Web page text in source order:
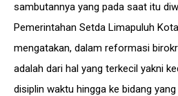
sambutannya yang pada saat itu
Pemerintahan Setda Limapuluh
mengatakan, dalam reformasi
adalah dari hal yang terkecil yakni
disiplin waktu hingga ke bidang